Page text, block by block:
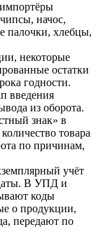
начос,
палочки, хлебцы,
некоторые
остатки
годности.
введения
из оборота.
знак» в
товара
по причинам,
учёт
В УПД и
коды
о продукции,
передают по